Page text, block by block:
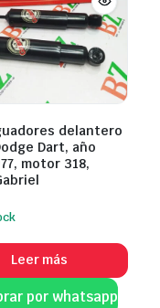
delantero
Dart, año
motor 318,
Leer más
por whatsapp